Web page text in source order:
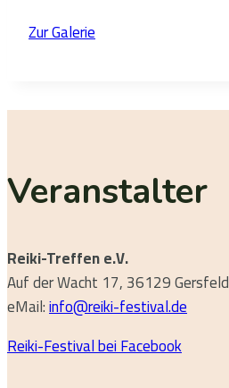
Zur Galerie
Veranstalter
Reiki-Treffen e.V.
Auf der Wacht 17, 36129 Gersfeld
eMail:info@reiki-festival.de
Reiki-Festival bei Facebook